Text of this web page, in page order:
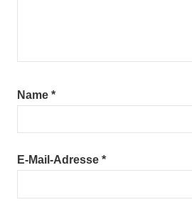
Name *
E-Mail-Adresse *